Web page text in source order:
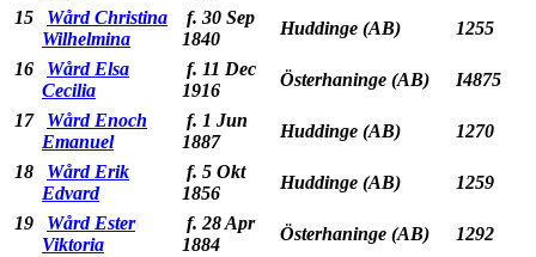
15
Wård Christina
Wilhelmina
f. 30 Sep
1840
Huddinge (AB)
1255
16
Wård Elsa
Cecilia
f. 11 Dec
1916
Österhaninge (AB)
I4875
17
Wård Enoch
Emanuel
f. 1 Jun
1887
Huddinge (AB)
1270
18
Wård Erik
Edvard
f. 5 Okt
1856
Huddinge (AB)
1259
19
Wård Ester
Viktoria
f. 28 Apr
1884
Österhaninge (AB)
1292